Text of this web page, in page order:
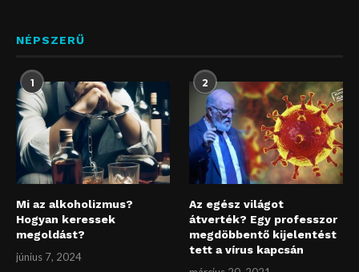
NÉPSZERŰ
1
Mi az alkoholizmus?
Hogyan keressek
megoldást?
június 7, 2024
2
Az egész világot
átverték? Egy professzor
megdöbbentő kijelentést
tett a vírus kapcsán